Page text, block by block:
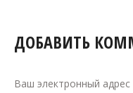
ДОБАВИТЬ
Ваш электронный